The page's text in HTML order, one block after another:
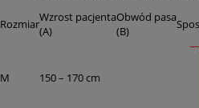
RozmiarWzrost pacjenta
(A)
Obwód pasa
(B)
M 150 – 170 cm